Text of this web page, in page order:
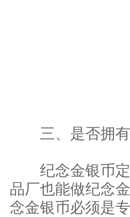
三、是否拥有
纪念金银币定
品厂也能做纪念
念金银币必须是